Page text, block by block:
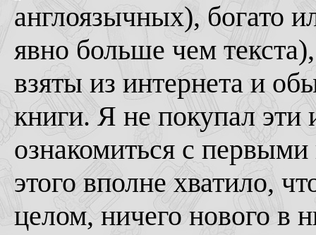
англоязычных), богато
явно больше чем
взяты из интернета и
книги. Я не покупал
ознакомиться с
этого вполне хватило,
целом, ничего нового в